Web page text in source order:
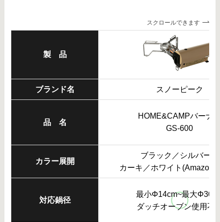
スクロールできます
製 品
ブランド名 スノーピーク
品 名
HOME&CAMPバーナ
GS-600
カラー展開
ブラック／シルバー／
カーキ／ホワイト(Amazon
対応鍋径
最小Φ14cm~最大
ダッチオーブン使用不